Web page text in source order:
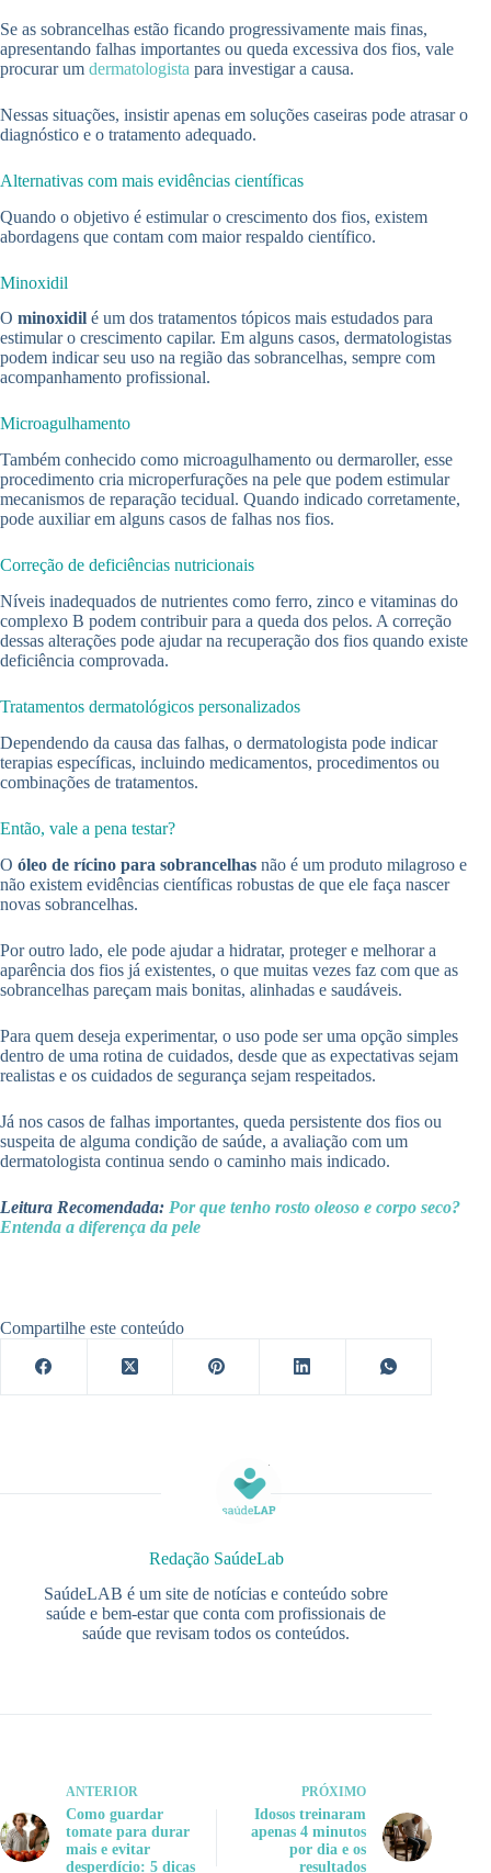
Se as sobrancelhas estão ficando progressivamente mais finas,
apresentando falhas importantes ou queda excessiva dos fios, vale
procurar um dermatologista para investigar a causa.
Nessas situações, insistir apenas em soluções caseiras pode atrasar o
diagnóstico e o tratamento adequado.
Alternativas com mais evidências científicas
Quando o objetivo é estimular o crescimento dos fios, existem
abordagens que contam com maior respaldo científico.
Minoxidil
O minoxidil é um dos tratamentos tópicos mais estudados para
estimular o crescimento capilar. Em alguns casos, dermatologistas
podem indicar seu uso na região das sobrancelhas, sempre com
acompanhamento profissional.
Microagulhamento
Também conhecido como microagulhamento ou dermaroller, esse
procedimento cria microperfurações na pele que podem estimular
mecanismos de reparação tecidual. Quando indicado corretamente,
pode auxiliar em alguns casos de falhas nos fios.
Correção de deficiências nutricionais
Níveis inadequados de nutrientes como ferro, zinco e vitaminas do
complexo B podem contribuir para a queda dos pelos. A correção
dessas alterações pode ajudar na recuperação dos fios quando existe
deficiência comprovada.
Tratamentos dermatológicos personalizados
Dependendo da causa das falhas, o dermatologista pode indicar
terapias específicas, incluindo medicamentos, procedimentos ou
combinações de tratamentos.
Então, vale a pena testar?
O óleo de rícino para sobrancelhas não é um produto milagroso e
não existem evidências científicas robustas de que ele faça nascer
novas sobrancelhas.
Por outro lado, ele pode ajudar a hidratar, proteger e melhorar a
aparência dos fios já existentes, o que muitas vezes faz com que as
sobrancelhas pareçam mais bonitas, alinhadas e saudáveis.
Para quem deseja experimentar, o uso pode ser uma opção simples
dentro de uma rotina de cuidados, desde que as expectativas sejam
realistas e os cuidados de segurança sejam respeitados.
Já nos casos de falhas importantes, queda persistente dos fios ou
suspeita de alguma condição de saúde, a avaliação com um
dermatologista continua sendo o caminho mais indicado.
Leitura Recomendada: Por que tenho rosto oleoso e corpo seco?
Entenda a diferença da pele
Compartilhe este conteúdo
Redação SaúdeLab
SaúdeLAB é um site de notícias e conteúdo sobre
saúde e bem-estar que conta com profissionais de
saúde que revisam todos os conteúdos.
ANTERIOR
Como guardar
tomate para durar
mais e evitar
desperdício: 5 dicas
PRÓXIMO
Idosos treinaram
apenas 4 minutos
por dia e os
resultados